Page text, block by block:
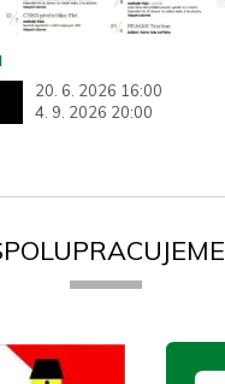
20. 6. 2026 16:00
4. 9. 2026 20:00